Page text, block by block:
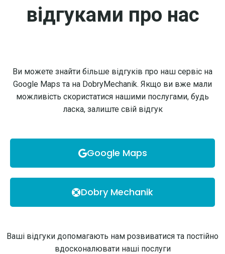
відгуками про нас
Ви можете знайти більше відгуків про наш сервіс на
Google Maps та на DobryMechanik. Якщо ви вже мали
можливість скористатися нашими послугами, будь
ласка, залиште свій відгук
Google Maps
Dobry Mechanik
Ваші відгуки допомагають нам розвиватися та постійно
вдосконалювати наші послуги